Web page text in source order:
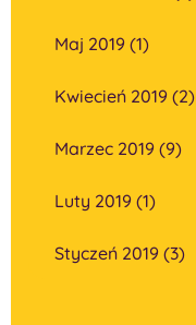
Maj 2019 (1)
Kwiecień 2019 (2)
Marzec 2019 (9)
Luty 2019 (1)
Styczeń 2019 (3)